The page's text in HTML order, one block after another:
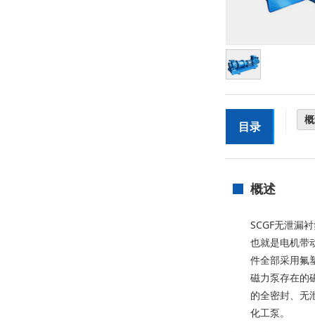
目录
概述
SCGF无泄漏
也就是电机带
件全部采用氟
磁力泵存在的
的全密封、无
化工泵。